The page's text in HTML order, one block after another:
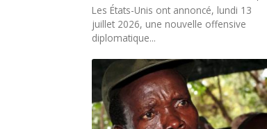
Les États-Unis ont annoncé, lundi 13
juillet 2026, une nouvelle offensive
diplomatique...